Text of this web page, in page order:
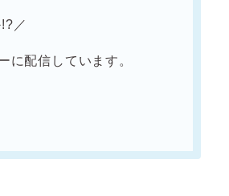
／
に配信しています。